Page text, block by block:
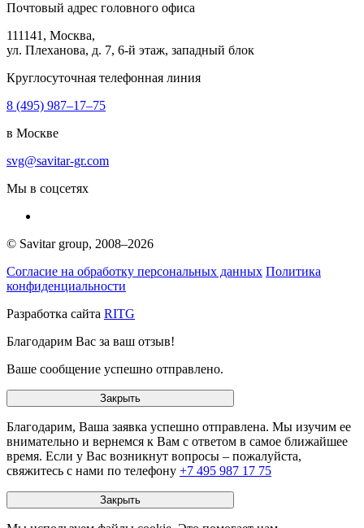
Почтовый адрес головного офиса
111141, Москва,
ул. Плеханова, д. 7, 6-й этаж, западный блок
Круглосуточная телефонная линия
8 (495) 987–17–75
в Москве
svg@savitar-gr.com
Мы в соцсетях
© Savitar group, 2008–2026
Согласие на обработку персональных данных Политика
конфиденциальности
Разработка сайта RITG
Благодарим Вас за ваш отзыв!
Ваше сообщение успешно отправлено.
Закрыть
Благодарим, Ваша заявка успешно отправлена. Мы изучим ее
внимательно и вернемся к Вам с ответом в самое ближайшее
время. Если у Вас возникнут вопросы – пожалуйста,
свяжитесь с нами по телефону +7 495 987 17 75
Закрыть